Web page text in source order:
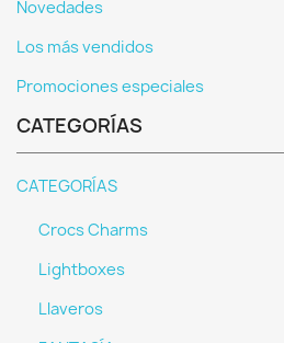
Novedades
Los más vendidos
Promociones especiales
CATEGORÍAS
CATEGORÍAS
Crocs Charms
Lightboxes
Llaveros